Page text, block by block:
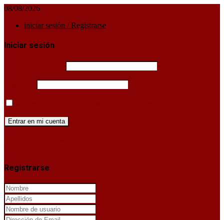
08/08/2026
iniciar sesión / Registrarse
Iniciar sesión
Registrarse